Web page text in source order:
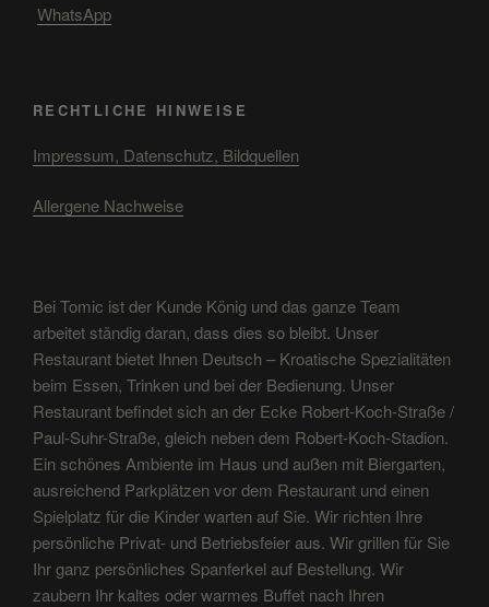
WhatsApp
RECHTLICHE HINWEISE
Impressum, Datenschutz, Bildquellen
Allergene Nachweise
Bei Tomic ist der Kunde König und das ganze Team
arbeitet ständig daran, dass dies so bleibt. Unser
Restaurant bietet Ihnen Deutsch – Kroatische Spezialitäten
beim Essen, Trinken und bei der Bedienung. Unser
Restaurant befindet sich an der Ecke Robert-Koch-Straße /
Paul-Suhr-Straße, gleich neben dem Robert-Koch-Stadion.
Ein schönes Ambiente im Haus und außen mit Biergarten,
ausreichend Parkplätzen vor dem Restaurant und einen
Spielplatz für die Kinder warten auf Sie. Wir richten Ihre
persönliche Privat- und Betriebsfeier aus. Wir grillen für Sie
Ihr ganz persönliches Spanferkel auf Bestellung. Wir
zaubern Ihr kaltes oder warmes Buffet nach Ihren